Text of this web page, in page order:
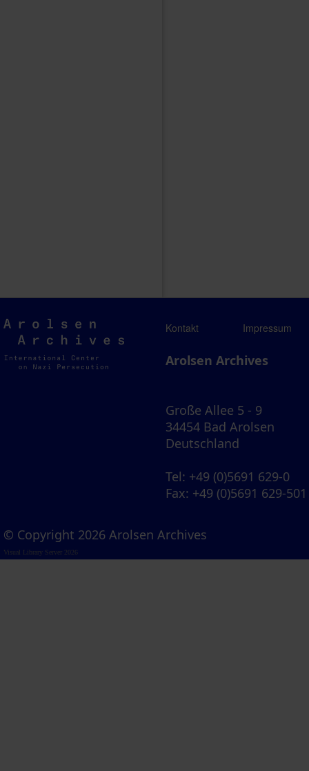
Arolsen
Archives
Kontakt Impressum
Arolsen Archives
Große Allee 5 - 9
34454 Bad Arolsen
Deutschland
Tel: +49 (0)5691 629-0
Fax: +49 (0)5691 629-501
© Copyright 2026 Arolsen Archives
Visual Library Server 2026